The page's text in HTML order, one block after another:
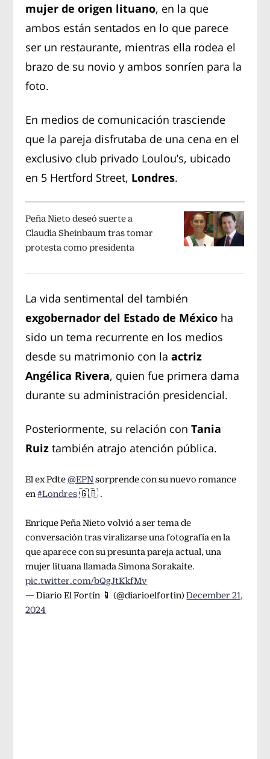
mujer de origen lituano, en la que
ambos están sentados en lo que parece
ser un restaurante, mientras ella rodea el
brazo de su novio y ambos sonríen para la
foto.
En medios de comunicación trasciende
que la pareja disfrutaba de una cena en el
exclusivo club privado Loulou’s, ubicado
en 5 Hertford Street, Londres.
Peña Nieto deseó suerte a
Claudia Sheinbaum tras tomar
protesta como presidenta
La vida sentimental del también
exgobernador del Estado de México ha
sido un tema recurrente en los medios
desde su matrimonio con laactriz
Angélica Rivera, quien fue primera dama
durante su administración presidencial.
Posteriormente, su relación con Tania
Ruiztambién atrajo atención pública.
El ex Pdte@EPNsorprende con su nuevo romance
en#Londres🇬🇧 .
Enrique Peña Nieto volvió a ser tema de
conversación tras viralizarse una fotografía en la
que aparece con su presunta pareja actual, una
mujer lituana llamada Simona Sorakaite.
pic.twitter.com/bQgJtKkfMv
— Diario El Fortín 📱 (@diarioelfortin)December 21,
2024